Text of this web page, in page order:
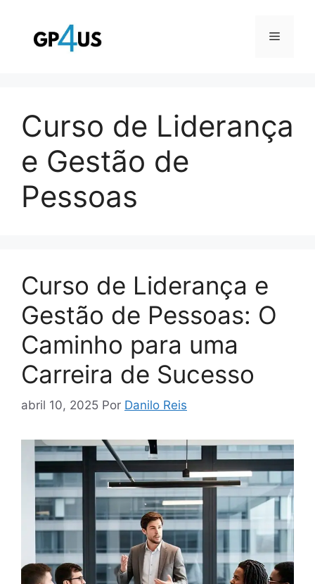
Menu
Curso de Liderança
e Gestão de
Pessoas
Curso de Liderança e
Gestão de Pessoas: O
Caminho para uma
Carreira de Sucesso
abril 10, 2025 Por Danilo Reis